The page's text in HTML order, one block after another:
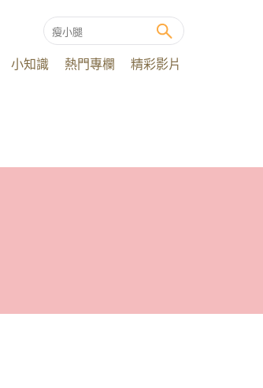
小知識 熱門專欄 精彩影片